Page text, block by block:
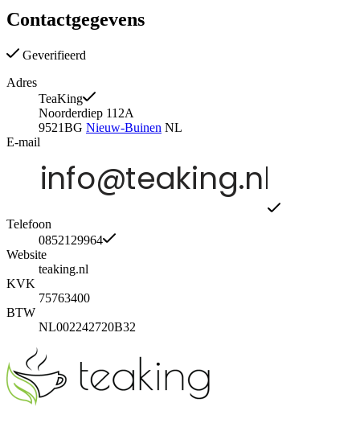
Contactgegevens
Geverifieerd
Adres
TeaKing
Noorderdiep 112A
9521BG Nieuw-Buinen NL
E-mail
Telefoon
0852129964
Website
teaking.nl
KVK
75763400
BTW
NL002242720B32